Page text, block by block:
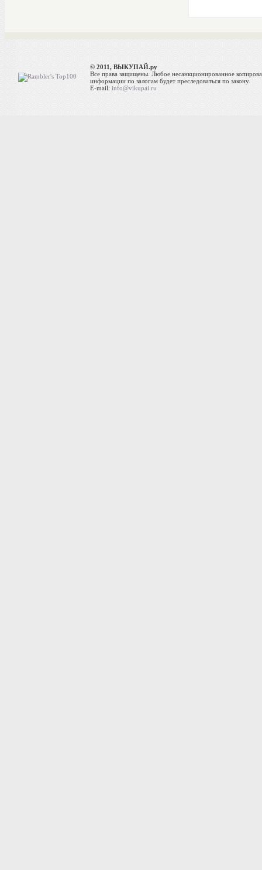
© 2011, ВЫКУПАЙ.ру
Все права защищены. Любое несанкционированное
информации по залогам будет преследоваться по закону.
E-mail:info@vikupai.ru